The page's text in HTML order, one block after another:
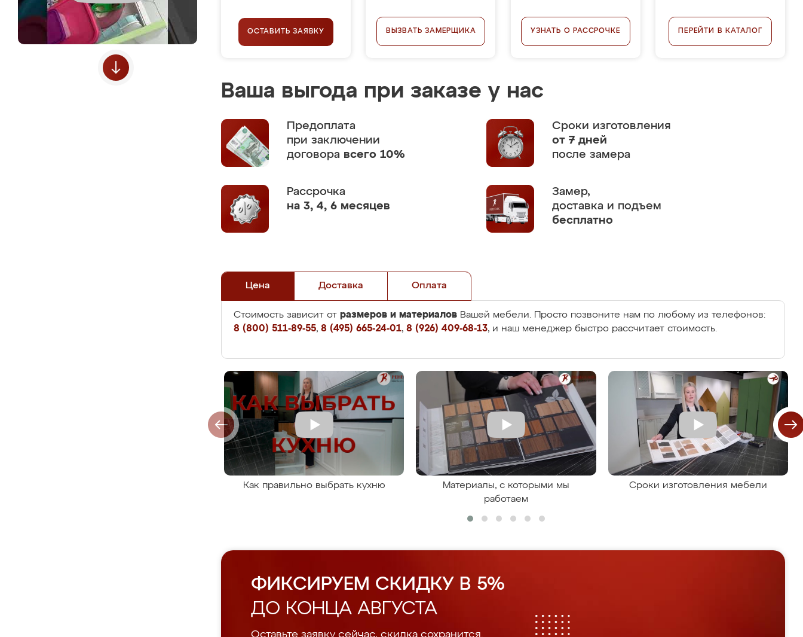
ОСТАВИТЬ ЗАЯВКУ ВЫЗВАТЬ ЗАМЕРЩИКА УЗНАТЬ О РАССРОЧКЕ ПЕРЕЙТИ В КАТАЛОГ
Ваша выгода при заказе у нас
Предоплата
при заключении
договора всего 10%
Сроки изготовления
от 7 дней
после замера
Рассрочка
на 3, 4, 6 месяцев
Замер,
доставка и подъем
бесплатно
Цена Доставка Оплата
Стоимость зависит от размеров и материалов Вашей мебели. Просто позвоните нам по любому из телефонов:
8 (800) 511-89-55, 8 (495) 665-24-01, 8 (926) 409-68-13, и наш менеджер быстро рассчитает стоимость.
Как правильно выбрать кухню
Материалы, с которыми мы
работаем
Сроки изготовления мебели
ФИКСИРУЕМ СКИДКУ В 5%
ДО КОНЦА АВГУСТА
Оставьте заявку сейчас, скидка сохранится.